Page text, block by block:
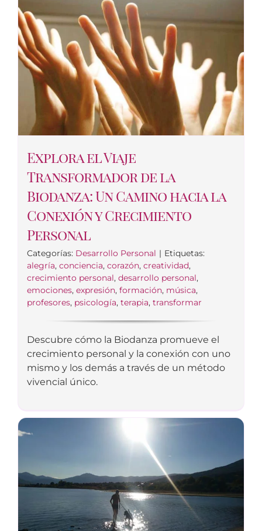
Explora el Viaje
Transformador de la
Biodanza: Un Camino hacia la
Conexión y Crecimiento
Personal
Categorías: Desarrollo Personal | Etiquetas:
alegría, conciencia, corazón, creatividad,
crecimiento personal, desarrollo personal,
emociones, expresión, formación, música,
profesores, psicología, terapia, transformar
Descubre cómo la Biodanza promueve el
crecimiento personal y la conexión con uno
mismo y los demás a través de un método
vivencial único.